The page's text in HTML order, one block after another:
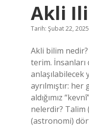
Akli
Tarih: Şubat 22, 2025
Akli bilim
terim. İnsanları
ayrılmıştır:
aldığımız
nelerdir? Talim
(astronomi)